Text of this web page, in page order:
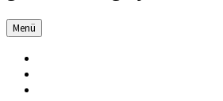
Menü